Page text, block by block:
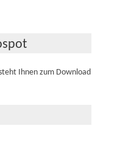
Ihnen zum Download